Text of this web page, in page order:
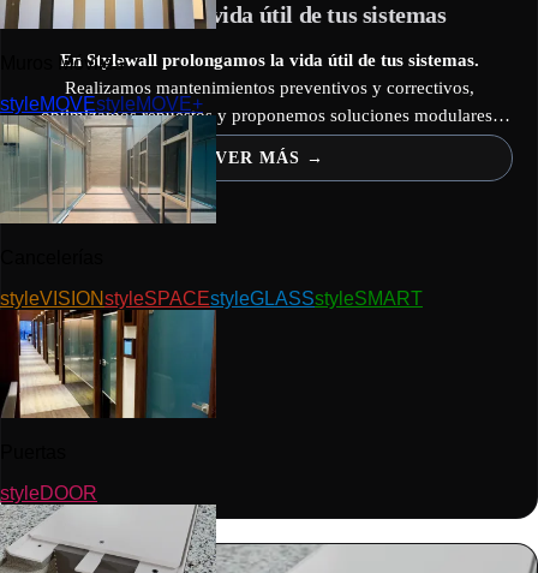
Muros Móviles
styleMOVEstyleMOVE+
styleVISIONstyleSPACEstyleGLASSstyleSMART
styleDOOR
Prolonga la vida útil de tus sistemas
En Stylewall prolongamos la vida útil de tus sistemas.
Realizamos mantenimientos preventivos y correctivos,
optimizamos repuestos y proponemos soluciones modulares.
Resultado: menor coste operativo, menos residuos y mayor
retorno de inversión.
VER MÁS